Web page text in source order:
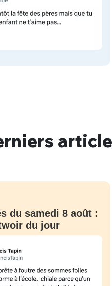
du samedi 8 août :
du jour
*
vous
tweets